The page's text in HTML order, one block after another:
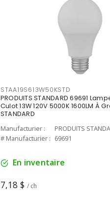
STAA19S613W50KSTD
PRODUITS STANDARD 69691
Culot 13W 120V 5000K 1600LM À
STANDARD
Manufacturier :
PRODUITS
# Manufacturier : 69691
En inventaire
7,18 $ / ch